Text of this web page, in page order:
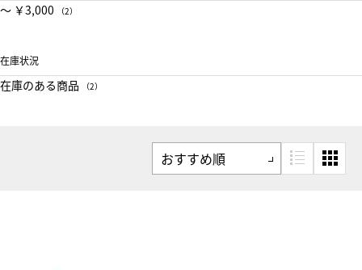
〜 ￥3,000 （2）
在庫状況
在庫のある商品 （2）